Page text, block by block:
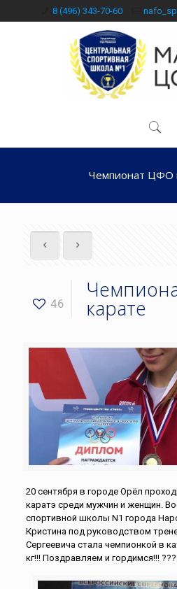
8 (496) 343-70-60
Чемпионат ЦФО
46 карате
20 сентября в городе Орёл
каратэ среди мужчин и женщин.
спортивной школы N1 города
Кристина под руководством
Сергеевича стала чемпионкой в
кг!!! Поздравляем и гордимся!!!